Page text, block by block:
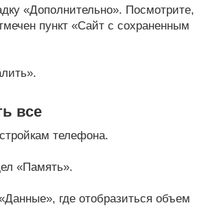
«Дополнительно». Посмотрите,
пункт «Сайт с сохраненным
все
телефона.
«Память».
где отобразиться объем